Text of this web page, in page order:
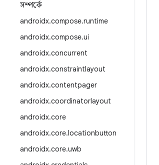
সম্পর্কে
androidx.compose.runtime
androidx.compose.ui
androidx.concurrent
androidx.constraintlayout
androidx.contentpager
androidx.coordinatorlayout
androidx.core
androidx.core.locationbutton
androidx.core.uwb